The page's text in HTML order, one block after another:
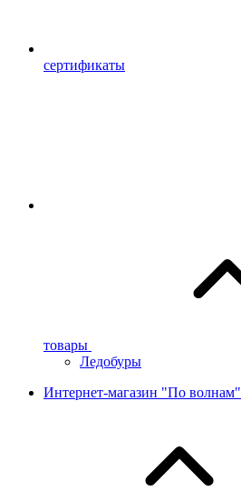
сертификаты
товары
Ледобуры
Интернет-магазин "По волнам"